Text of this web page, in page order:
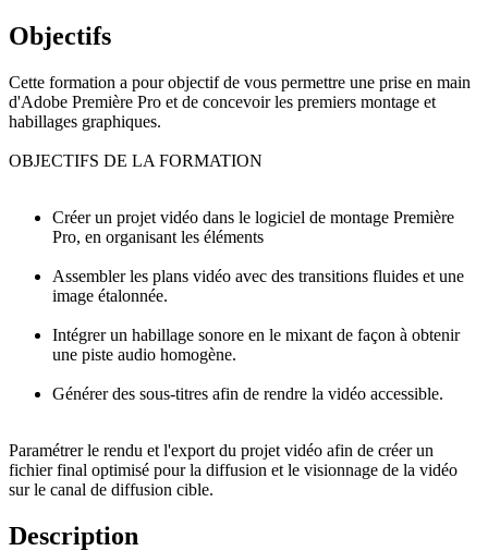
Objectifs
Cette formation a pour objectif de vous permettre une prise en main
d'Adobe Première Pro et de concevoir les premiers montage et
habillages graphiques.
OBJECTIFS DE LA FORMATION
Créer un projet vidéo dans le logiciel de montage Première
Pro, en organisant les éléments
Assembler les plans vidéo avec des transitions fluides et une
image étalonnée.
Intégrer un habillage sonore en le mixant de façon à obtenir
une piste audio homogène.
Générer des sous-titres afin de rendre la vidéo accessible.
Paramétrer le rendu et l'export du projet vidéo afin de créer un
fichier final optimisé pour la diffusion et le visionnage de la vidéo
sur le canal de diffusion cible.
Description